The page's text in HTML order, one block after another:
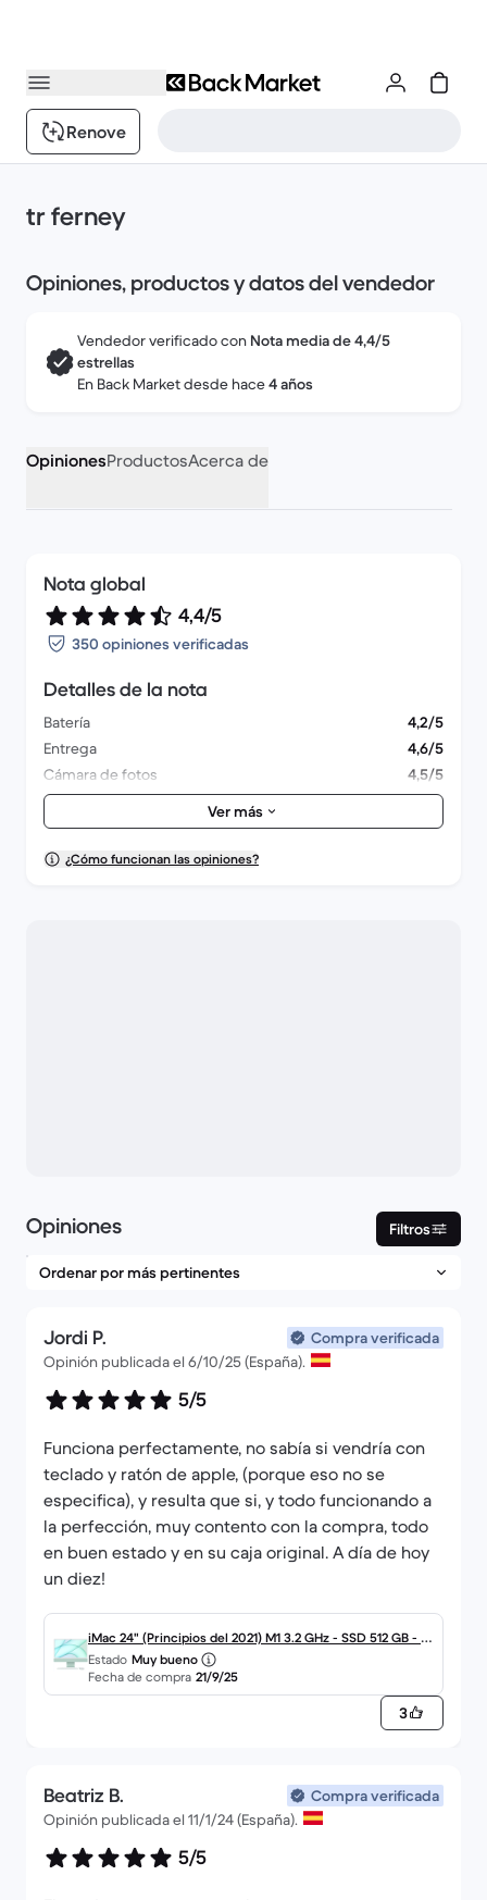
Renove
tr ferney
Opiniones, productos y datos del vendedor
Vendedor verificado con Nota media de 4,4/5
estrellas
En Back Market desde hace4 años
OpinionesProductosAcerca de
Nota global
4,4/5
350 opiniones verificadas
Detalles de la nota
Batería
4,2/5
Entrega
4,6/5
Cámara de fotos
4,5/5
Accesorios
4,2/5
Embalaje
4,5/5
Felicidad global
Ver más
¿Cómo funcionan las opiniones?
Opiniones Filtros
Jordi P.
Compra verificada
Opinión publicada el 6/10/25 (España).
5/5
Funciona perfectamente, no sabía si vendría con
teclado y ratón de apple, (porque eso no se
especifica), y resulta que si, y todo funcionando a
la perfección, muy contento con la compra, todo
en buen estado y en su caja original. A día de hoy
un diez!
iMac 24" (Principios del 2021) M1 3.2 GHz - SSD 512 GB - 16
GB Teclado inglés (us)
Estado Muy bueno
Fecha de compra 21/9/25
3
Beatriz B.
Compra verificada
Opinión publicada el 11/1/24 (España).
5/5